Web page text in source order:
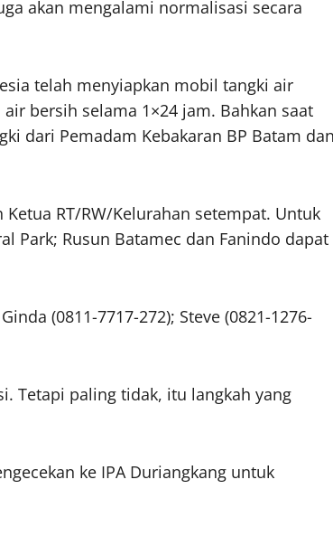
akan mengalami normalisasi secara
telah menyiapkan mobil tangki air
bersih selama 1×24 jam. Bahkan saat
dari Pemadam Kebakaran BP Batam
RT/RW/Kelurahan setempat. Untuk
Park; Rusun Batamec dan Fanindo dapat
(0811-7717-272); Steve (0821-1276-
Tetapi paling tidak, itu langkah yang
ke IPA Duriangkang untuk